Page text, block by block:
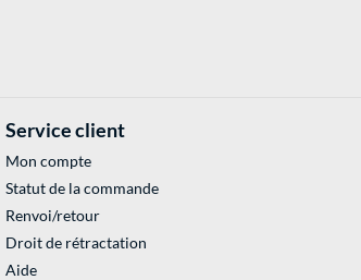
Service client
Mon compte
Statut de la commande
Renvoi/retour
Droit de rétractation
Aide